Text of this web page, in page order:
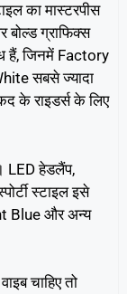
का मास्टरपीस
बोल्ड ग्राफिक्स
हैं, जिनमें Factory
सबसे ज्यादा
के राइडर्स के लिए
LED हेडलैंप,
स्टाइल इसे
Blue और अन्य
चाहिए तो